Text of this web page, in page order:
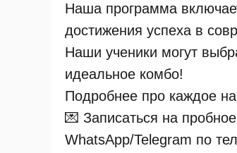
Наша программа
достижения успеха в
Наши ученики могут
идеальное комбо!
Подробнее про каждое
💌 Записаться на
WhatsApp/Telegram по